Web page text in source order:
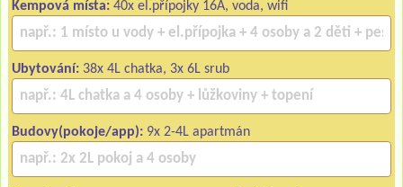
Kempová místa: 40x el.přípojky 16A, voda, wifi
Ubytování: 38x 4L chatka, 3x 6L srub
Budovy(pokoje/app): 9x 2-4L apartmán